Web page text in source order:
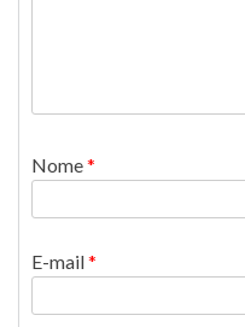
Nome*
E-mail*